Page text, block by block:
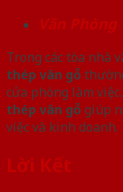
Văn
Trong các tòa nhà
thép vân gỗ
cửa phòng làm
thép vân gỗ giúp
việc và kinh doanh.
Lời Kết